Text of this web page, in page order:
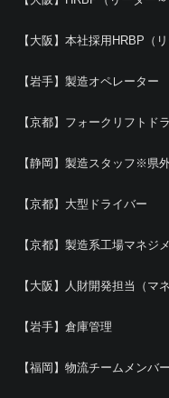
【大阪】本社採用HRBP（
【岩手】製造オペレーター
【京都】フォークリフトド
【静岡】製造スタッフ※県
【京都】大型ドライバー
【京都】製造系工場マネジ
【大阪】人財開発担当（マ
【岩手】倉庫管理
【福岡】物流チームメンバ